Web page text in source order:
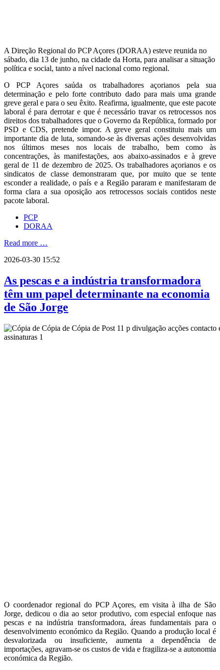
A Direção Regional do PCP Açores (DORAA) esteve reunida no
sábado, dia 13 de junho, na cidade da Horta, para analisar a situação
política e social, tanto a nível nacional como regional.
O PCP Açores saúda os trabalhadores açorianos pela sua
determinação e pelo forte contributo dado para mais uma grande
greve geral e para o seu êxito. Reafirma, igualmente, que este pacote
laboral é para derrotar e que é necessário travar os retrocessos nos
direitos dos trabalhadores que o Governo da República, formado por
PSD e CDS, pretende impor. A greve geral constituiu mais um
importante dia de luta, somando-se às diversas ações desenvolvidas
nos últimos meses nos locais de trabalho, bem como às
concentrações, às manifestações, aos abaixo-assinados e à greve
geral de 11 de dezembro de 2025. Os trabalhadores açorianos e os
sindicatos de classe demonstraram que, por muito que se tente
esconder a realidade, o país e a Região pararam e manifestaram de
forma clara a sua oposição aos retrocessos sociais contidos neste
pacote laboral.
PCP
DORAA
Read more …
2026-03-30 15:52
As pescas e a indústria transformadora
têm um papel determinante na economia
de São Jorge
O coordenador regional do PCP Açores, em visita à ilha de São
Jorge, dedicou o dia ao setor produtivo, com especial enfoque nas
pescas e na indústria transformadora, áreas fundamentais para o
desenvolvimento económico da Região. Quando a produção local é
desvalorizada ou insuficiente, aumenta a dependência de
importações, agravam-se os custos de vida e fragiliza-se a autonomia
económica da Região.